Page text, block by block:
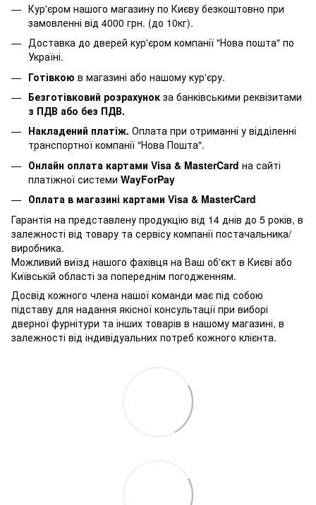
Кур'єром нашого магазину по Києву безкоштовно при
замовленні від 4000 грн. (до 10кг).
Доставка до дверей кур'єром компанії "Нова пошта" по
Україні.
Готівкою в магазині або нашому кур'єру.
Безготівковий розрахунок за банківськими реквізитами
з ПДВ або без ПДВ.
Накладений платіж. Оплата при отриманні у відділенні
транспортної компанії "Нова Пошта".
Онлайн оплата картами Visa & MasterCard на сайті
платіжної системи WayForPay
Оплата в магазині картами Visa & MasterCard
Гарантія на представлену продукцію від 14 днів до 5 років, в
залежності від товару та сервісу компанії постачальника/
виробника.
Можливий виїзд нашого фахівця на Ваш об'єкт в Києві або
Київській області за попереднім погодженням.
Досвід кожного члена нашої команди має під собою
підставу для надання якісної консультації при виборі
дверної фурнітури та інших товарів в нашому магазині, в
залежності від індивідуальних потреб кожного клієнта.